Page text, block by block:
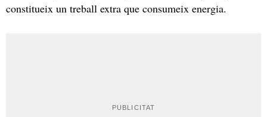
constitueix un treball extra que consumeix energia.